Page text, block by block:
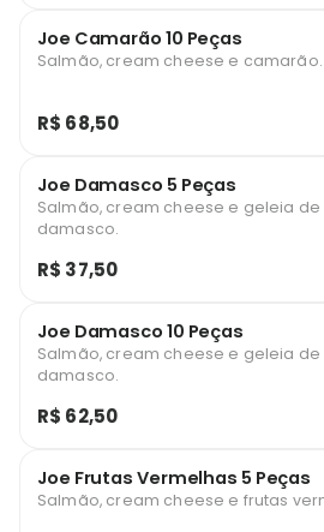
Joe Camarão 10 Peças
Salmão, cream cheese e camarão.
R$ 68,50
Joe Damasco 5 Peças
Salmão, cream cheese e geleia de
damasco.
R$ 37,50
Joe Damasco 10 Peças
Salmão, cream cheese e geleia de
damasco.
R$ 62,50
Joe Frutas Vermelhas 5 Peças
Salmão, cream cheese e frutas